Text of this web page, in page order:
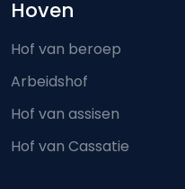
Hoven
Hof van beroep
Arbeidshof
Hof van assisen
Hof van Cassatie